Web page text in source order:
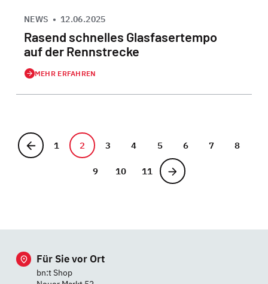
NEWS • 12.06.2025
Rasend schnelles Glasfasertempo
auf der Rennstrecke
MEHR ERFAHREN
1 2 3 4 5 6 7 8
9 10 11
Für Sie vor Ort
bn:t Shop